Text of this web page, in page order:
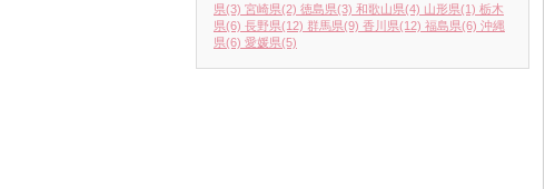
県(3) 宮崎県(2) 徳島県(3) 和歌山県(4) 山形県(1) 栃木
県(6) 長野県(12) 群馬県(9) 香川県(12) 福島県(6) 沖縄
県(6) 愛媛県(5)